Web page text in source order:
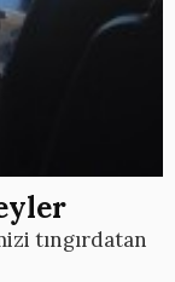
tıngırdatan